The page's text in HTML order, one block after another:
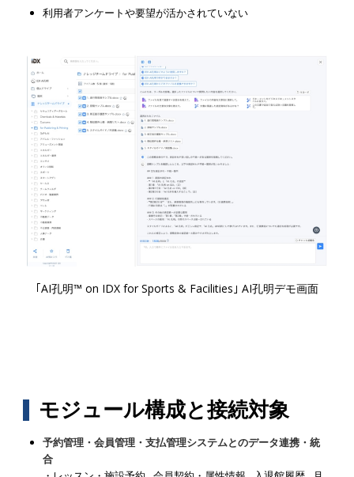
利用者アンケートや要望が活かされていない
｢AI孔明™ on IDX for Sports & Facilities｣ AI孔明デモ画面
モジュール構成と接続対象
予約管理・会員管理・支払管理システムとのデータ連携・統
合